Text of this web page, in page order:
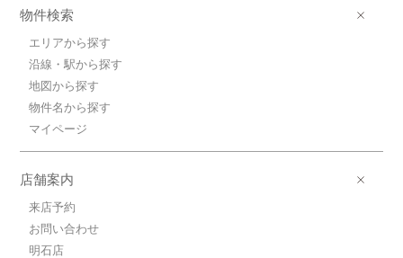
物件検索
エリアから探す
沿線・駅から探す
地図から探す
物件名から探す
マイページ
店舗案内
来店予約
お問い合わせ
明石店